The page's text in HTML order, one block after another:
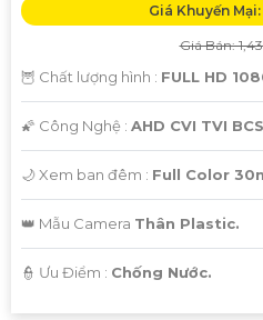
Giá Khuyến
Giá Bán:
🦉 Chất lượng hình : FULL HD
🌠 Công Nghệ : AHD CVI TVI
🌙 Xem ban đêm : Full Color
👑 Mẫu Camera Thân Plastic.
️👮 Ưu Điểm : Chống Nước.